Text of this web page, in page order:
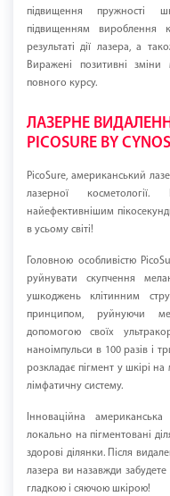
підвищення пружності
підвищенням вироблення
результаті дії лазера, а
Виражені позитивні зміни
повного курсу.
ЛАЗЕРНЕ
PICOSURE BY
PicoSure, американський
лазерної
найефективнішим
в усьому світі!
Головною особливістю
руйнувати скупчення
ушкоджень клітинним
принципом, руйнуючи
допомогою своїх
наноімпульси в 100 разів і
розкладає пігмент у шкірі на
лімфатичну систему.
Інноваційна
локально на пігментовані
здорові ділянки. Після
лазера ви назавжди
гладкою і сяючою шкірою!